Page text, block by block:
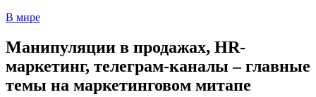
В мире
Манипуляции в продажах, HR-
маркетинг, телеграм-каналы – главные
темы на маркетинговом митапе